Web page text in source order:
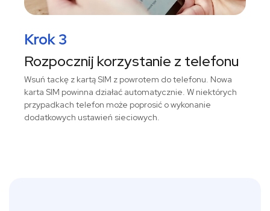
Krok 3
Rozpocznij korzystanie z telefonu
Wsuń tackę z kartą SIM z powrotem do telefonu. Nowa
karta SIM powinna działać automatycznie. W niektórych
przypadkach telefon może poprosić o wykonanie
dodatkowych ustawień sieciowych.